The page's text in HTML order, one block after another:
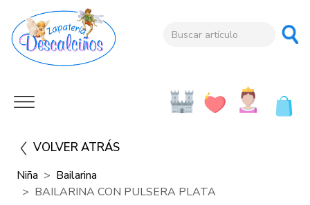
VOLVER ATRÁS
Niña
Bailarina
BAILARINA CON PULSERA PLATA